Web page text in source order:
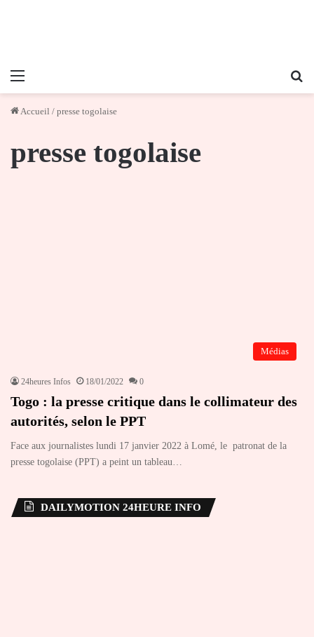
Menu
Accueil / presse togolaise
presse togolaise
Médias
24heures Infos 18/01/2022 0
Togo : la presse critique dans le collimateur des
autorités, selon le PPT
Face aux journalistes lundi 17 janvier 2022 à Lomé, le patronat de la
presse togolaise (PPT) a peint un tableau…
DAILYMOTION 24HEURE INFO